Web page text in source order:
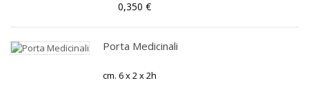
0,350 €
Porta Medicinali
cm. 6 x 2 x 2h